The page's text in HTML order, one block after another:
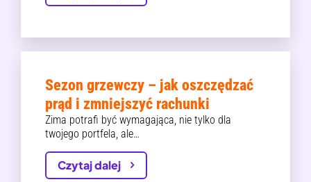
Sezon grzewczy – jak oszczędzać
prąd i zmniejszyć rachunki
Zima potrafi być wymagająca, nie tylko dla
twojego portfela, ale…
Czytaj dalej